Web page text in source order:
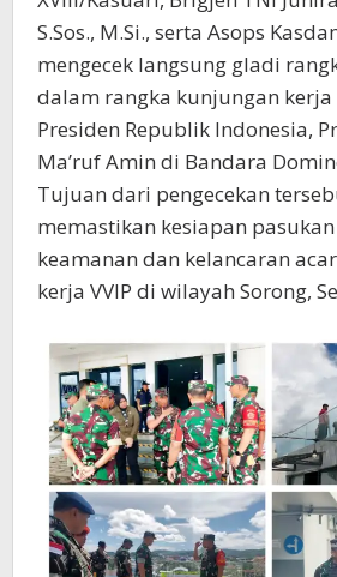
S.Sos., M.Si., serta Asops
mengecek langsung gladi
dalam rangka kunjungan kerja
Presiden Republik Indonesia,
Ma’ruf Amin di Bandara
Tujuan dari pengecekan
memastikan kesiapan
keamanan dan kelancaran
kerja VVIP di wilayah Sorong,